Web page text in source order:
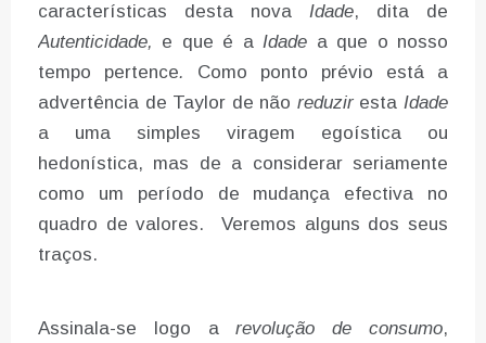
características desta nova Idade, dita de
Autenticidade, e que é aIdade a que o nosso
tempo pertence. Como ponto prévio está a
advertência de Taylor de não reduzir estaIdade
a uma simples viragem egoística ou
hedonística, mas de a considerar seriamente
como um período de mudança efectiva no
quadro de valores. Veremos alguns dos seus
traços.
Assinala-se logo arevolução de consumo,